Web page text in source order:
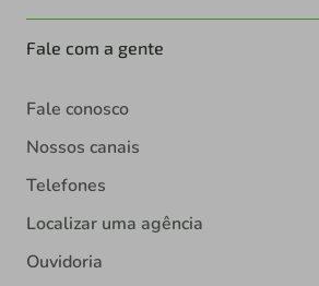
Fale com a gente
Fale conosco
Nossos canais
Telefones
Localizar uma agência
Ouvidoria